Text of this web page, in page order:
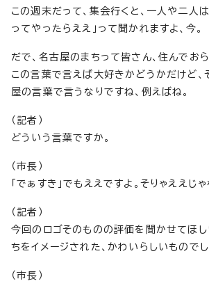
この週末だって、集会行くと、一人や二人
ってやったらええ」って聞かれますよ、今。
だで、名古屋のまちって皆さん、住んでおら
この言葉で言えば大好きかどうかだけど、
屋の言葉で言うなりですね、例えばね。
（記者）
どういう言葉ですか。
（市長）
「でぁすき」でもええですよ。そりゃええじ
（記者）
今回のロゴそのものの評価を聞かせてほし
ちをイメージされた、かわいらしいものでし
（市長）